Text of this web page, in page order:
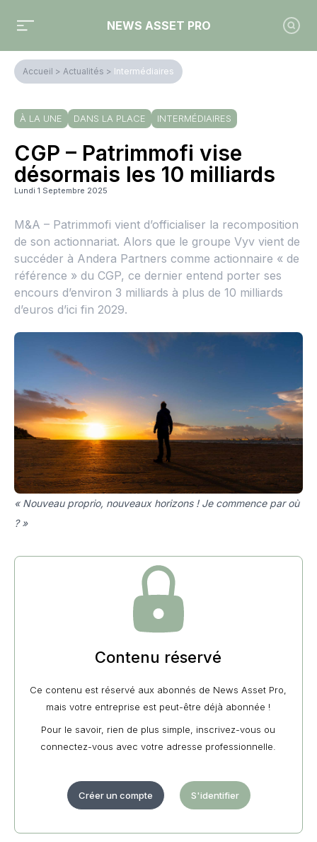
NEWS ASSET PRO
Accueil > Actualités > Intermédiaires
À LA UNE DANS LA PLACE INTERMÉDIAIRES
CGP – Patrimmofi vise
désormais les 10 milliards
Lundi 1 Septembre 2025
M&A – Patrimmofi vient d’officialiser la recomposition
de son actionnariat. Alors que le groupe Vyv vient de
succéder à Andera Partners comme actionnaire « de
référence » du CGP, ce dernier entend porter ses
encours d’environ 3 milliards à plus de 10 milliards
d’euros d’ici fin 2029.
« Nouveau proprio, nouveaux horizons ! Je commence par où
? »
Contenu réservé
Ce contenu est réservé aux abonnés de News Asset Pro,
mais votre entreprise est peut-être déjà abonnée !
Pour le savoir, rien de plus simple, inscrivez-vous ou
connectez-vous avec votre adresse professionnelle.
Créer un compte S'identifier